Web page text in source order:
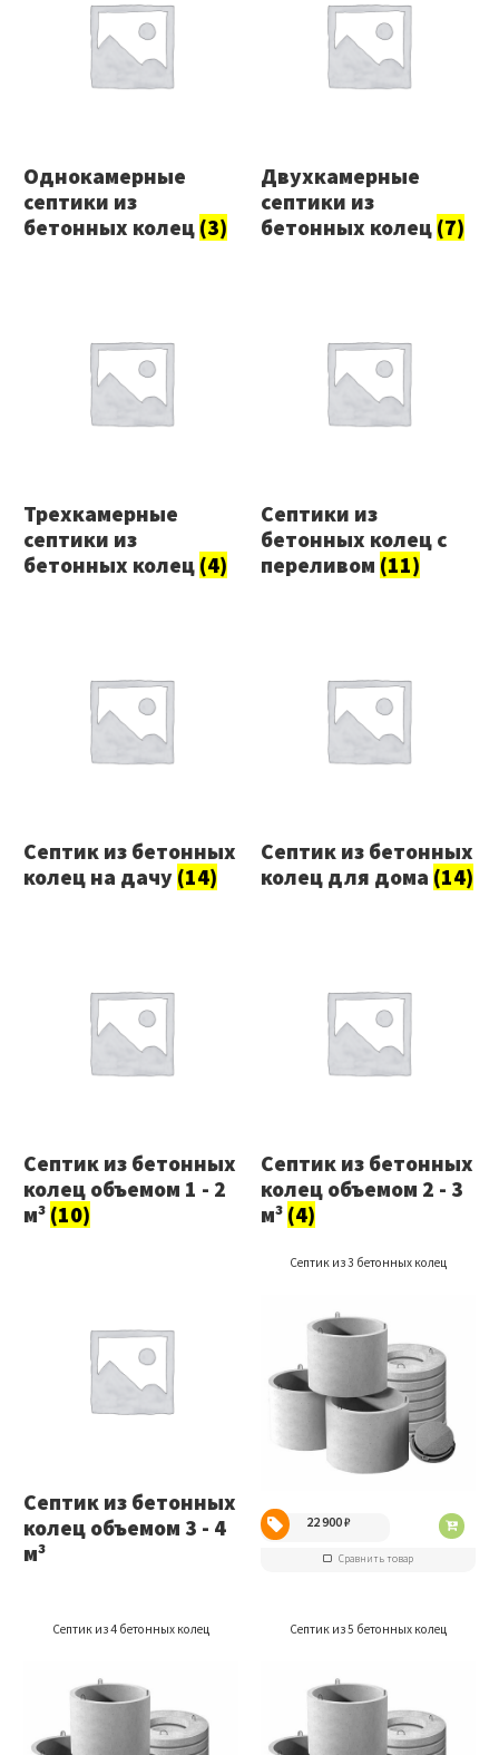
Однокамерные
септики из
бетонных колец (3)
Двухкамерные
септики из
бетонных колец (7)
Трехкамерные
септики из
бетонных колец (4)
Септики из
бетонных колец с
переливом (11)
Септик из бетонных
колец на дачу (14)
Септик из бетонных
колец для дома (14)
Септик из бетонных
колец объемом 1 - 2
м³ (10)
Септик из бетонных
колец объемом 2 - 3
м³ (4)
Септик из бетонных
колец объемом 3 - 4
м³
Септик из 3 бетонных колец
22 900₽
Сравнить товар
Септик из 4 бетонных колец Септик из 5 бетонных колец